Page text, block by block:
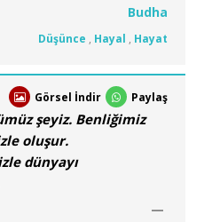
Budha
Düşünce , Hayal , Hayat
Görsel İndir Paylaş
şeyiz. Benliğimiz
oluşur.
dünyayı